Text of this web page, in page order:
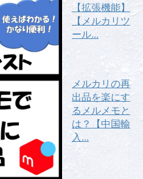
【拡張機能】
【メルカリツ
ール...
メルカリの再
出品を楽にす
るメルメモと
は？【中国輸
入...